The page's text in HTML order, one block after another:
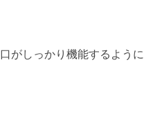
がしっかり機能するように